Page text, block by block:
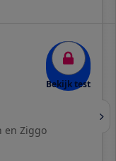
Bekijk test
en Ziggo